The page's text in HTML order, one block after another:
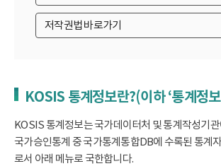
저작권법 바로가기
KOSIS 통계정보란?(이하 ‘통계정
KOSIS 통계정보는 국가데이터처 및 통계작성기
국가승인통계 중 국가통계통합DB에 수록된 통
로서 아래 메뉴로 국한합니다.